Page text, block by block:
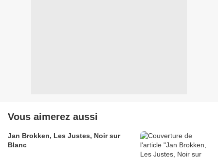
Vous aimerez aussi
Jan Brokken, Les Justes, Noir sur
Blanc